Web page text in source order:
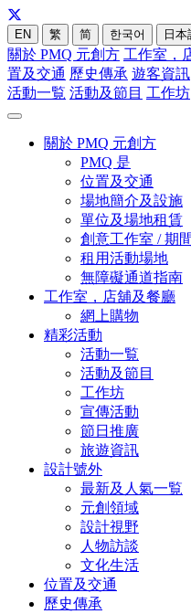
EN 繁 简 한국어 日本
關於 PMQ 元創方 工作室，
置及交通 歷史傳承 遊客資訊
活動一覧 活動及節目 工作坊
關於 PMQ 元創方
PMQ 是
位置及交通
場地簡介及設施
單位及場地租賃
創意工作室 / 期
租用活動場地
無障礙通道指南
工作室，店舖及餐廳
網上購物
精彩活動
活動一覧
活動及節目
工作坊
宣傳活動
節日推廣
旅遊資訊
設計號外
最新及人氣一覧
元創領域
設計視野
人物訪談
文化生活
位置及交通
歷史傳承